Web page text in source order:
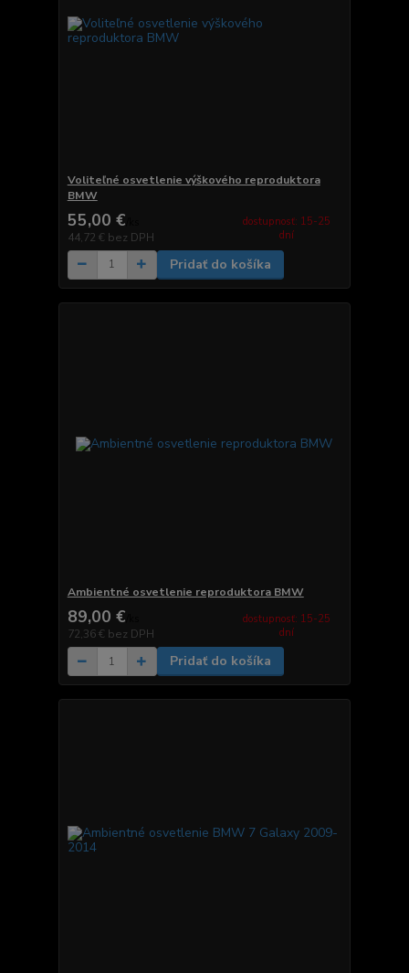
Voliteľné osvetlenie výškového reproduktora
BMW
55,00 €
44,72 € bez DPH
dostupnosť: 15-25
dní
Pridať do košíka
Ambientné osvetlenie reproduktora BMW
89,00 €
72,36 € bez DPH
dostupnosť: 15-25
dní
Pridať do košíka